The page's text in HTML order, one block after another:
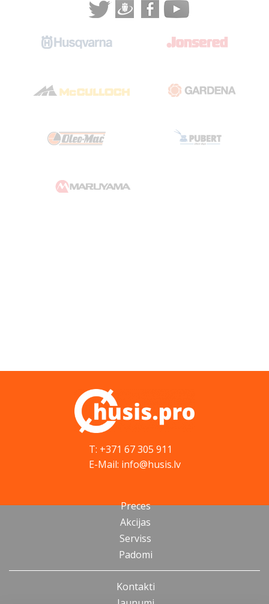
T: +371 67 305 911
E-Mail: info@husis.lv
Preces
Akcijas
Serviss
Padomi
Kontakti